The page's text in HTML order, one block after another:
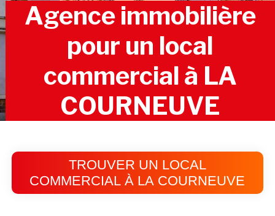
Agence immobilière
pour un local
commercial à LA
COURNEUVE
TROUVER UN LOCAL
COMMERCIAL À LA COURNEUVE